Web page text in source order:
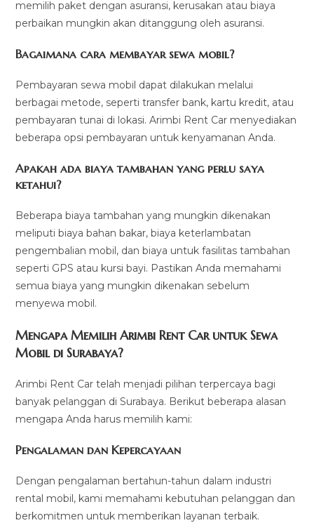
memilih paket dengan asuransi, kerusakan atau biaya
perbaikan mungkin akan ditanggung oleh asuransi.
Bagaimana cara membayar sewa mobil?
Pembayaran sewa mobil dapat dilakukan melalui
berbagai metode, seperti transfer bank, kartu kredit, atau
pembayaran tunai di lokasi. Arimbi Rent Car menyediakan
beberapa opsi pembayaran untuk kenyamanan Anda.
Apakah ada biaya tambahan yang perlu saya
ketahui?
Beberapa biaya tambahan yang mungkin dikenakan
meliputi biaya bahan bakar, biaya keterlambatan
pengembalian mobil, dan biaya untuk fasilitas tambahan
seperti GPS atau kursi bayi. Pastikan Anda memahami
semua biaya yang mungkin dikenakan sebelum
menyewa mobil.
Mengapa Memilih Arimbi Rent Car untuk Sewa
Mobil di Surabaya?
Arimbi Rent Car telah menjadi pilihan terpercaya bagi
banyak pelanggan di Surabaya. Berikut beberapa alasan
mengapa Anda harus memilih kami:
Pengalaman dan Kepercayaan
Dengan pengalaman bertahun-tahun dalam industri
rental mobil, kami memahami kebutuhan pelanggan dan
berkomitmen untuk memberikan layanan terbaik.